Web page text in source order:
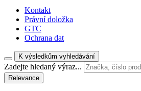
Kontakt
Právní doložka
GTC
Ochrana dat
K výsledkům vyhledávání
Zadejte hledaný výraz...
Relevance